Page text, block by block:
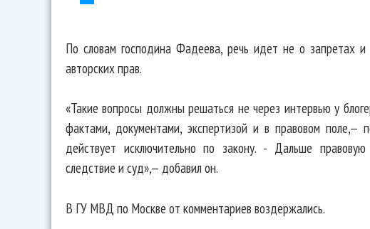
По словам господина Фадеева, речь идет не о запретах
авторских прав.
«Такие вопросы должны решаться не через интервью у
фактами, документами, экспертизой и в правовом поле,—
действует исключительно по закону. - Дальше
следствие и суд»,— добавил он.
В ГУ МВД по Москве от комментариев воздержались.